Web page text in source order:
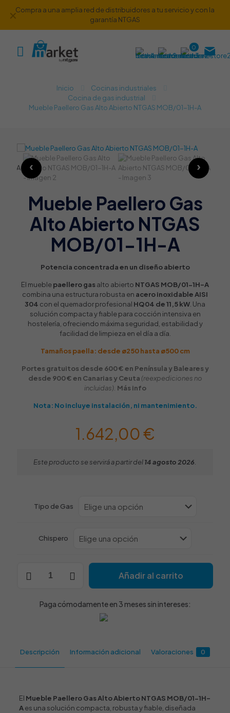
Compra a una amplia red de distribuidores a tu servicio y con la
garantía NTGAS
✕
0
Inicio
Cocinas industriales
Cocina de gas industrial​
Mueble Paellero Gas Alto Abierto NTGAS MOB/01-1H-A
Mueble Paellero Gas
Alto Abierto NTGAS
MOB/01-1H-A
Potencia concentrada en un diseño abierto
El mueblepaellero gasalto abierto NTGAS MOB/01-1H-A
combina una estructura robusta en acero inoxidable AISI
304 con el quemador profesional HQ04 de 11,5 kW . Una
solución compacta y fiable para cocción intensiva en
hostelería, ofreciendo máxima seguridad, estabilidad y
facilidad de limpieza en el día a día.
Tamaños paella: desde ø250 hasta ø500 cm
Portes gratuitos desde 600 € en Península y Baleares y
desde 900 € en Canarias y Ceuta (reexpediciones no
incluidas). Más info
Nota: No incluye instalación, ni mantenimiento.
1.642,00€
Este producto se servirá a partir del14 agosto 2026
Tipo de Gas
Chispero
Abierto
cantidad
Añadir al carrito
Paga cómodamente en 3 meses sin intereses:
Descripción Información adicional Valoraciones 0
El Mueble Paellero Gas Alto Abierto NTGAS MOB/01-1H-
Aes una solución compacta, robusta y fiable, diseñada